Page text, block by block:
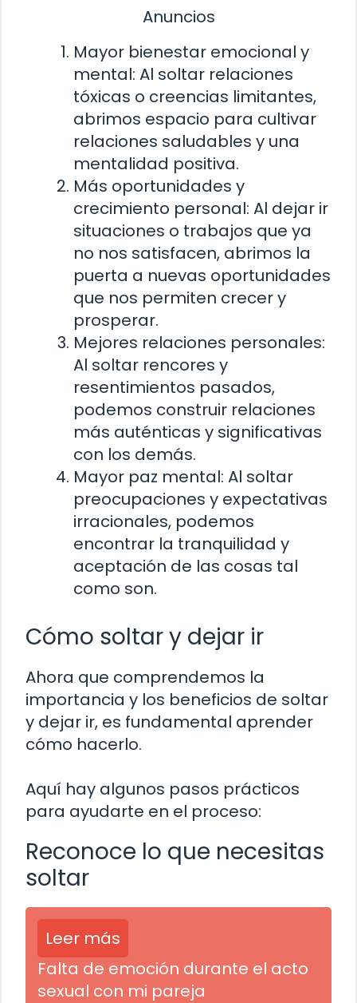
Anuncios
Mayor bienestar emocional y
mental: Al soltar relaciones
tóxicas o creencias limitantes,
abrimos espacio para cultivar
relaciones saludables y una
mentalidad positiva.
Más oportunidades y
crecimiento personal: Al dejar ir
situaciones o trabajos que ya
no nos satisfacen, abrimos la
puerta a nuevas oportunidades
que nos permiten crecer y
prosperar.
Mejores relaciones personales:
Al soltar rencores y
resentimientos pasados,
podemos construir relaciones
más auténticas y significativas
con los demás.
Mayor paz mental: Al soltar
preocupaciones y expectativas
irracionales, podemos
encontrar la tranquilidad y
aceptación de las cosas tal
como son.
Cómo soltar y dejar ir
Ahora que comprendemos la
importancia y los beneficios de soltar
y dejar ir, es fundamental aprender
cómo hacerlo.
Aquí hay algunos pasos prácticos
para ayudarte en el proceso:
Reconoce lo que necesitas
soltar
Leer más
Falta de emoción durante el acto
sexual con mi pareja